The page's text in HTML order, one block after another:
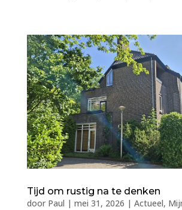
Tijd om rustig na te denken
door Paul | mei 31, 2026 | Actueel,